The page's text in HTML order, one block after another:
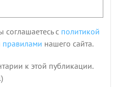
соглашаетесь с политикой
правилами нашего сайта.
к этой публикации.